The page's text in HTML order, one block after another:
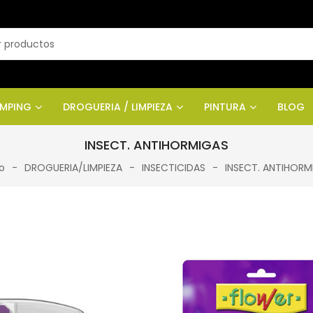
DROGUERIA / LIMPIEZA PINTURA BLOG
INSECT. ANTIHORMIGAS
DROGUERIA/LIMPIEZA INSECTICIDAS INSECT.